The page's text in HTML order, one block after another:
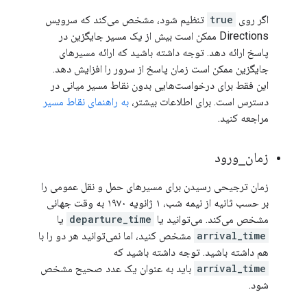
اگر روی true تنظیم شود، مشخص می‌کند که سرویس
Directions ممکن است بیش از یک مسیر جایگزین در
پاسخ ارائه دهد. توجه داشته باشید که ارائه مسیرهای
جایگزین ممکن است زمان پاسخ از سرور را افزایش دهد.
این فقط برای درخواست‌هایی بدون نقاط مسیر میانی در
دسترس است. برای اطلاعات بیشتر، به راهنمای نقاط مسیر
مراجعه کنید.
زمان ورود
زمان ترجیحی رسیدن برای مسیرهای حمل و نقل عمومی را
بر حسب ثانیه از نیمه شب، ۱ ژانویه ۱۹۷۰ به وقت جهانی
مشخص می‌کند. می‌توانید یا departure_time یا
arrival_time مشخص کنید، اما نمی‌توانید هر دو را با
هم داشته باشید. توجه داشته باشید که
arrival_time باید به عنوان یک عدد صحیح مشخص
شود.